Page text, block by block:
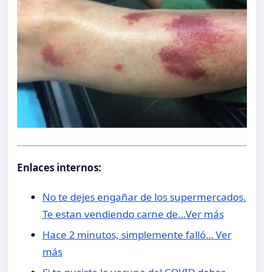
Enlaces internos:
No te dejes engañar de los supermercados.
Te estan vendiendo carne de…Ver más
Hace 2 minutos, simplemente falló… Ver
más